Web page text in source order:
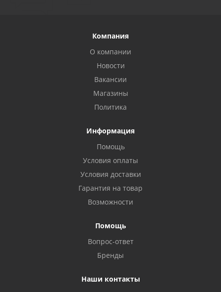
Компания
О компании
Новости
Вакансии
Магазины
Политика
Информация
Помощь
Условия оплаты
Условия доставки
Гарантия на товар
Возможности
Помощь
Вопрос-ответ
Бренды
Наши контакты